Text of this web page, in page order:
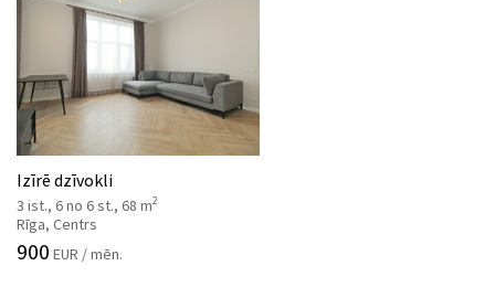
Izīrē dzīvokli
3 ist., 6 no 6 st., 68 m2
Rīga, Centrs
900 EUR / mēn.